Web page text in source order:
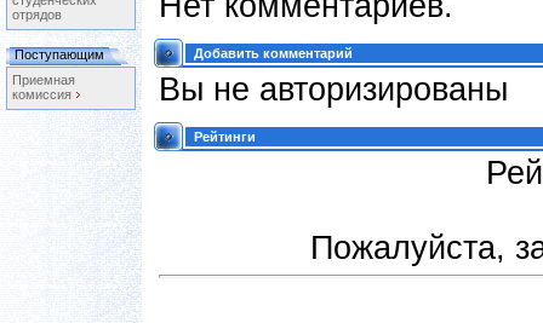
отрядов
Поступающим
Приемная
комиссия
Добавить комментарий
Вы не авторизированы
Рейтинги
Пожалуйста,